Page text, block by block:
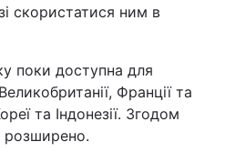
скористатися ним в
поки доступна для
Франції та
та Індонезії. Згодом
розширено.